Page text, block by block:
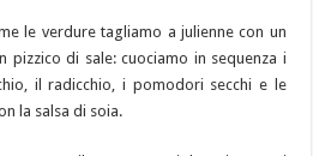
le verdure tagliamo a julienne con un
pizzico di sale: cuociamo in sequenza i
il radicchio, i pomodori secchi e le
la salsa di soia.